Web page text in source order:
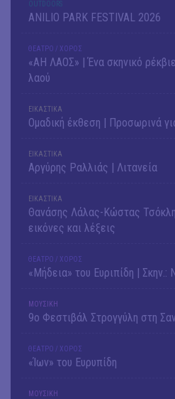
OUTDΟORS
ANILIO PARK FESTIVAL 2026
ΘΕΑΤΡΟ / ΧΟΡΟΣ
«ΑΗ ΛΑΟΣ» | Ένα σκηνικό
λαού
ΕΙΚΑΣΤΙΚΑ
Ομαδική έκθεση | Προσωρινά
ΕΙΚΑΣΤΙΚΑ
Αργύρης Ραλλιάς | Λιτανεία
ΕΙΚΑΣΤΙΚΑ
Θανάσης Λάλας-Κώστας
εικόνες και λέξεις
ΘΕΑΤΡΟ / ΧΟΡΟΣ
«Μήδεια» του Ευριπίδη | Σκην.:
ΜΟΥΣΙΚΗ
9o Φεστιβάλ Στρογγύλη στη
ΘΕΑΤΡΟ / ΧΟΡΟΣ
«Ίων» του Ευρυπίδη
ΜΟΥΣΙΚΗ